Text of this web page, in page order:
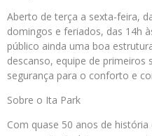
Aberto de terça a sexta-feira,
domingos e feriados, das 14h
público ainda uma boa
descanso, equipe de
segurança para o conforto e
Sobre o Ita Park
Com quase 50 anos de